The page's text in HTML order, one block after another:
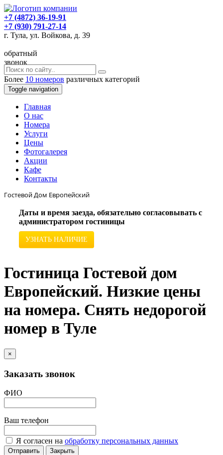
+7 (4872) 36-19-91
+7 (930) 791-27-14
г. Тула, ул. Войкова, д. 39
обратный
звонок
Более 10 номеров различных категорий
Toggle navigation
Главная
O нас
Номера
Услуги
Цены
Фотогалерея
Акции
Кафе
Контакты
Гостевой Дом Европейский
Даты и время заезда, обязательно согласовывать с
администратором гостиницы
УЗНАТЬ НАЛИЧИЕ
Гостиница Гостевой дом
Европейский. Низкие цены
на номера. Снять недорогой
номер в Туле
×
Заказать звонок
ФИО
Ваш телефон
Я согласен на обработку персональных данных
Отправить Закрыть